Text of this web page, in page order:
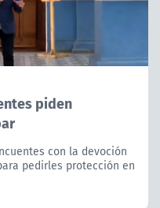
piden
con la devoción
pedirles protección en